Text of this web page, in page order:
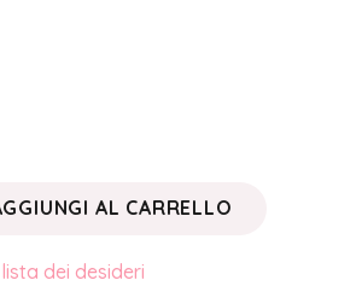
AL CARRELLO
dei desideri